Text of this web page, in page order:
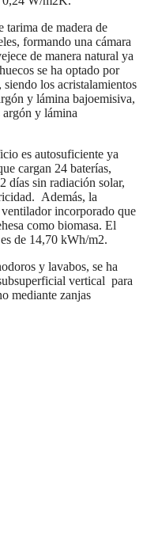
de madera de
formando una cámara
de manera natural ya
se ha optado por
los acristalamientos
y lámina bajoemisiva,
y lámina
es autosuficiente ya
cargan 24 baterías,
días sin radiación solar,
Además, la
incorporado que
como biomasa. El
de 14,70 kWh/m2.
y lavabos, se ha
vertical para
mediante zanjas